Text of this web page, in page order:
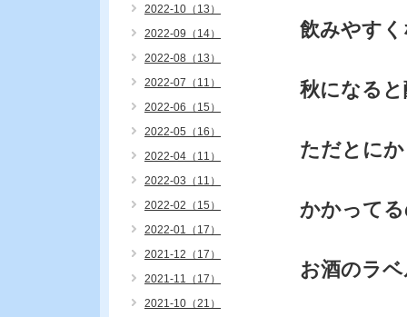
飲みやす
秋になる
ただとに
かかって
お酒のラ
2022-10（13）
2022-09（14）
2022-08（13）
2022-07（11）
2022-06（15）
2022-05（16）
2022-04（11）
2022-03（11）
2022-02（15）
2022-01（17）
2021-12（17）
2021-11（17）
2021-10（21）